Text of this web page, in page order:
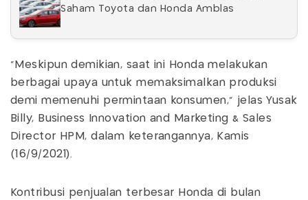
Saham Toyota dan Honda Amblas
"Meskipun demikian, saat ini Honda melakukan
berbagai upaya untuk memaksimalkan produksi
demi memenuhi permintaan konsumen," jelas Yusak
Billy, Business Innovation and Marketing & Sales
Director HPM, dalam keterangannya, Kamis
(16/9/2021).
Kontribusi penjualan terbesar Honda di bulan